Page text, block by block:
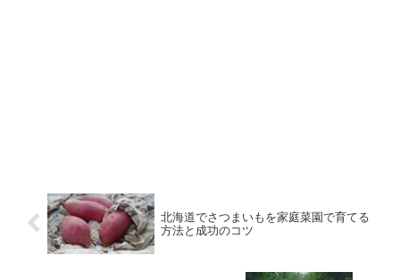
北海道でさつまいもを家庭菜園で育てる
方法と成功のコツ